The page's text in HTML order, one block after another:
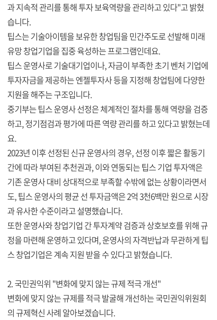
과 지속적 관리를 통해 투자 보육역량을 관리하고 있다"고 밝혔
습니다.
팁스는 기술아이템을 보유한 창업팀을 민간주도로 선발해 미래
유망 창업기업을 집중 육성하는 프로그램인데요.
팁스 운영사로 기술대기업이나, 자금이 부족한 초기 벤처 기업에
투자자금을 제공하는 엔젤투자사 등을 지정해 창업팀에 다양한
지원을 해주는 구조입니다.
중기부는 팁스 운영사 선정은 체계적인 절차를 통해 역량을 검증
하고, 정기점검과 평가에 따른 역량 관리를 하고 있다고 밝혔는데
요.
2023년 이후 선정된 신규 운영사의 경우, 선정 이후 짧은 활동기
간에 따라 부여된 추천권과, 이와 연동되는 팁스 기업 투자액은
기존 운영사 대비 상대적으로 부족할 수밖에 없는 상황이라면서
도, 팁스 운영사의 평균 선 투자금액은 2억 3천6백만 원으로 시장
과 유사한 수준이라고 설명했습니다.
또한 운영사와 창업기업 간 투자계약 검증과 상호보호를 위해 규
정을 마련해 운영하고 있다며, 운영사의 자격반납과 무관하게 팁
스 창업기업은 계속 지원 받을 수 있다고 밝혔습니다.
2. 국민권익위 "변화에 맞지 않는 규제 적극 개선"
변화에 맞지 않는 규제를 적극 발굴해 개선하는 국민권익위원회
의 규제혁신 사례 알아보겠습니다.